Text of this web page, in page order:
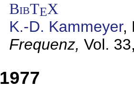
BibTEX
K.-D. Kammeyer,
Frequenz, Vol.
1977